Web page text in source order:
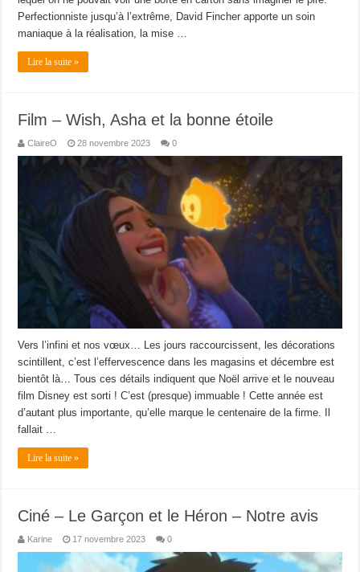
Perfectionniste jusqu’à l’extrême, David Fincher apporte un soin
maniaque à la réalisation, la mise …
Lire la suite »
Film – Wish, Asha et la bonne étoile
ClaireO 28 novembre 2023 0
Vers l’infini et nos vœux… Les jours raccourcissent, les décorations
scintillent, c’est l’effervescence dans les magasins et décembre est
bientôt là… Tous ces détails indiquent que Noël arrive et le nouveau
film Disney est sorti ! C’est (presque) immuable ! Cette année est
d’autant plus importante, qu’elle marque le centenaire de la firme. Il
fallait …
Lire la suite »
Ciné – Le Garçon et le Héron – Notre avis
Karine 17 novembre 2023 0